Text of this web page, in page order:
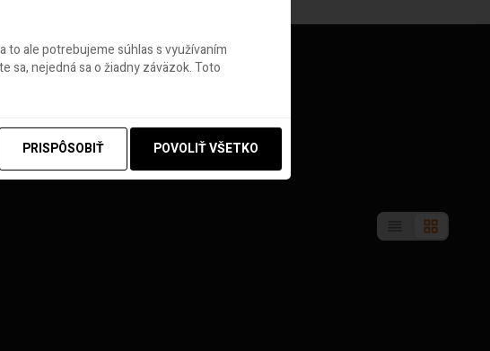
to ale potrebujeme súhlas s využívaním
sa, nejedná sa o žiadny záväzok. Toto
PRISPÔSOBIŤ POVOLIŤ VŠETKO